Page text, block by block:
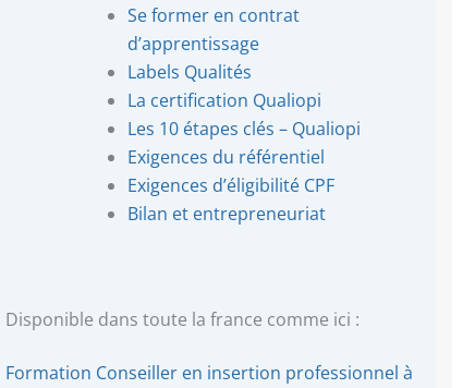
Se former en contrat
d’apprentissage
Labels Qualités
La certification Qualiopi
Les 10 étapes clés – Qualiopi
Exigences du référentiel
Exigences d’éligibilité CPF
Bilan et entrepreneuriat
Disponible dans toute la france comme ici :
Formation Conseiller en insertion professionnel à